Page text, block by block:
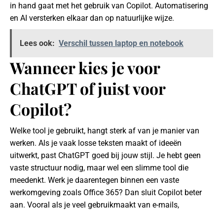
in hand gaat met het gebruik van Copilot. Automatisering
en AI versterken elkaar dan op natuurlijke wijze.
Lees ook: Verschil tussen laptop en notebook
Wanneer kies je voor
ChatGPT of juist voor
Copilot?
Welke tool je gebruikt, hangt sterk af van je manier van
werken. Als je vaak losse teksten maakt of ideeën
uitwerkt, past ChatGPT goed bij jouw stijl. Je hebt geen
vaste structuur nodig, maar wel een slimme tool die
meedenkt. Werk je daarentegen binnen een vaste
werkomgeving zoals Office 365? Dan sluit Copilot beter
aan. Vooral als je veel gebruikmaakt van e-mails,